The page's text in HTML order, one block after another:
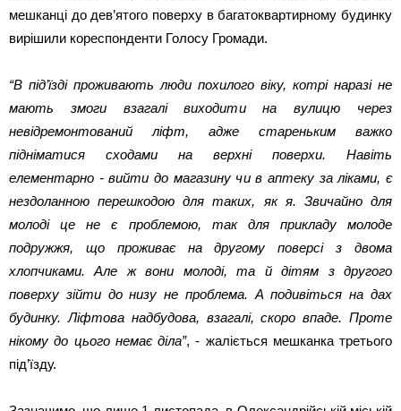
мешканці до дев’ятого поверху в багатоквартирному будинку
вирішили кореспонденти Голосу Громади.
“В під’їзді проживають люди похилого віку, котрі наразі не
мають змоги взагалі виходити на вулицю через
невідремонтований ліфт, адже стареньким важко
підніматися сходами на верхні поверхи. Навіть
елементарно - вийти до магазину чи в аптеку за ліками, є
нездоланною перешкодою для таких, як я. Звичайно для
молоді це не є проблемою, так для прикладу молоде
подружжя, що проживає на другому поверсі з двома
хлопчиками. Але ж вони молоді, та й дітям з другого
поверху зійти до низу не проблема. А подивіться на дах
будинку. Ліфтова надбудова, взагалі, скоро впаде. Проте
нікому до цього немає діла”, - жаліється мешканка третього
під’їзду.